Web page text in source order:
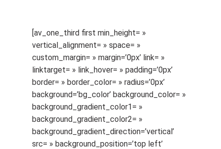
[av_one_third first min_height= »
vertical_alignment= » space= »
custom_margin= » margin=’0px’ link= »
linktarget= » link_hover= » padding=’0px’
border= » border_color= » radius=’0px’
background=’bg_color’ background_color= »
background_gradient_color1= »
background_gradient_color2= »
background_gradient_direction=’vertical’
src= » background_position=’top left’